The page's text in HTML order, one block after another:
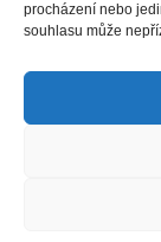
procházení nebo
souhlasu může
Deratizace
Dezinfekce